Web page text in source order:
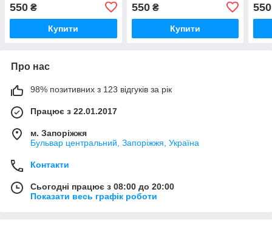
подарунки для дівчинки
550 ₴
Купити
подарунки для дівчинки
550₴
Купити
550
Про нас
98% позитивних з 123 відгуків за рік
Працює з 22.01.2017
м. Запоріжжя
Бульвар центральний, Запоріжжя, Україна
Контакти
Сьогодні працює з 08:00 до 20:00
Показати весь графік роботи